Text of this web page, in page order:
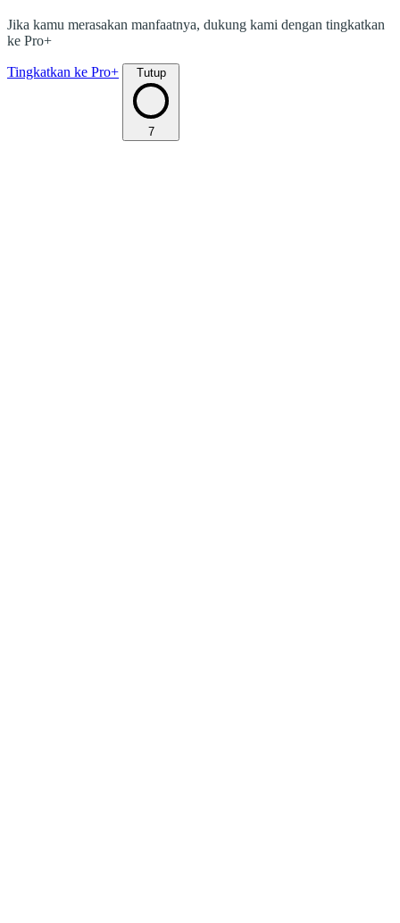
Jika kamu merasakan manfaatnya, dukung kami dengan tingkatkan
ke Pro+
Tingkatkan ke Pro+ Tutup
7